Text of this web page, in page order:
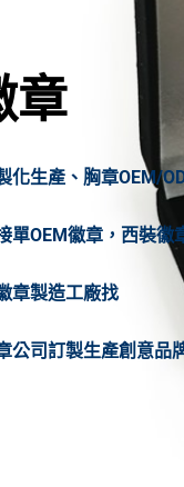
章
化生產、胸章OEM/
OEM徽章，西裝徽
章製造工廠找
公司訂製生產創意品